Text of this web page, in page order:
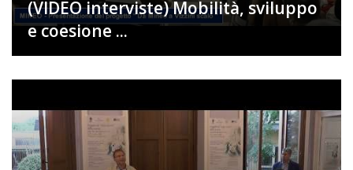
(VIDEO interviste) Mobilità, sviluppo
e coesione ...